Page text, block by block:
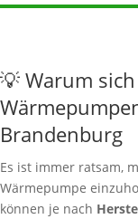
💡 Warum
Brandenburg
Es ist immer ratsam,
Wärmepumpe
können je nach